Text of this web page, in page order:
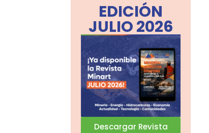
EDICIÓN
JULIO 2026
Descargar Revista